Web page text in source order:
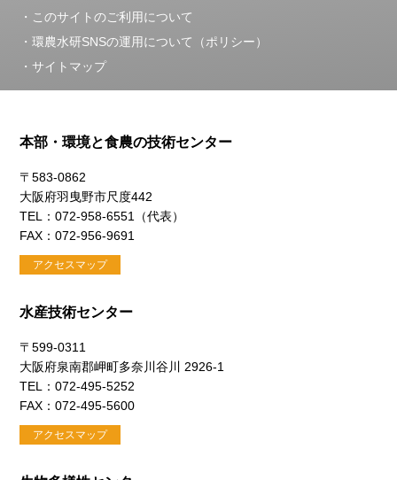
このサイトのご利用について
環農水研SNSの運用について（ポリシー）
サイトマップ
本部・環境と食農の技術センター
〒583-0862
大阪府羽曳野市尺度442
TEL：072-958-6551（代表）
FAX：072-956-9691
アクセスマップ
水産技術センター
〒599-0311
大阪府泉南郡岬町多奈川谷川 2926-1
TEL：072-495-5252
FAX：072-495-5600
アクセスマップ